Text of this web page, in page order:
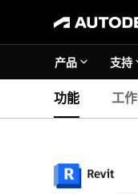
产品 支持
功能 工